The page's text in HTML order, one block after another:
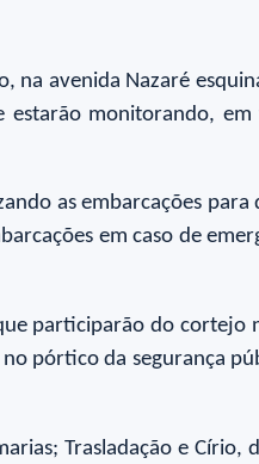
na avenida Nazaré
estarão monitorando,
as embarcações para
em caso de
participarão do cortejo
pórtico da segurança
Trasladação e Círio,